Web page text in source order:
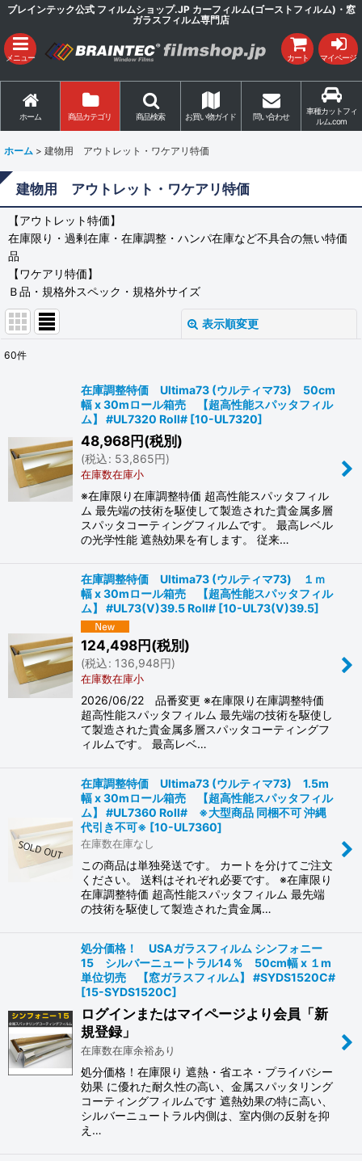
ブレインテック公式 フィルムショップ.JP カーフィルム(ゴーストフィルム)・窓
ガラスフィルム専門店
メニュー カート マイページ
ホーム 商品カテゴリ 商品検索 お買い物ガイド 問い合わせ
車種カットフィ
ルム.com
ホーム > 建物用 アウトレット・ワケアリ特価
建物用 アウトレット・ワケアリ特価
【アウトレット特価】
在庫限り・過剰在庫・在庫調整・ハンパ在庫など不具合の無い特価
品
【ワケアリ特価】
Ｂ品・規格外スペック・規格外サイズ
表示順変更
絞り込む
60件
在庫調整特価 Ultima73 (ウルティマ73) 50cm
幅 x 30mロール箱売 【超高性能スパッタフィル
ム】 #UL7320 Roll# [10-UL7320]
48,968円(税別)
(税込: 53,865円)
在庫数在庫小
※在庫限り在庫調整特価 超高性能スパッタフィル
ム 最先端の技術を駆使して製造された貴金属多層
スパッタコーティングフィルムです。 最高レベル
の光学性能 遮熱効果を有します。 従来…
在庫調整特価 Ultima73 (ウルティマ73) １ｍ
幅 x 30mロール箱売 【超高性能スパッタフィル
ム】 #UL73(V)39.5 Roll# [10-UL73(V)39.5]
124,498円(税別)
(税込: 136,948円)
在庫数在庫小
2026/06/22 品番変更 ※在庫限り在庫調整特価
超高性能スパッタフィルム 最先端の技術を駆使し
て製造された貴金属多層スパッタコーティングフ
ィルムです。 最高レベ…
在庫調整特価 Ultima73 (ウルティマ73) 1.5m
幅 x 30mロール箱売 【超高性能スパッタフィル
ム】 #UL7360 Roll# ※大型商品 同梱不可 沖縄
代引き不可※ [10-UL7360]
在庫数在庫なし
この商品は単独発送です。 カートを分けてご注文
ください。 送料はそれぞれ必要です。 ※在庫限り
在庫調整特価 超高性能スパッタフィルム 最先端
の技術を駆使して製造された貴金属…
処分価格！ USAガラスフィルム シンフォニー
15 シルバーニュートラル14％ 50cm幅 x １m
単位切売 【窓ガラスフィルム】 #SYDS1520C#
[15-SYDS1520C]
ログインまたはマイページより会員「新
規登録」
在庫数在庫余裕あり
処分価格！在庫限り 遮熱・省エネ・プライバシー
効果 に優れた耐久性の高い、金属スパッタリング
コーティングフィルムです 遮熱効果の特に高い、
シルバーニュートラル内側は、室内側の反射を抑
え…